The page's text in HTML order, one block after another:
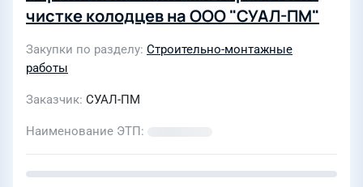
чистке колодцев на ООО "СУАЛ-ПМ"
Закупки по разделу Строительно-монтажные
работы
Заказчик СУАЛ-ПМ
Наименование ЭТП